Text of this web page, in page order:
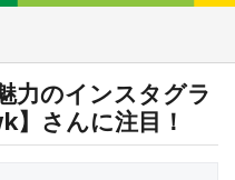
力のインスタグラ
さんに注目！